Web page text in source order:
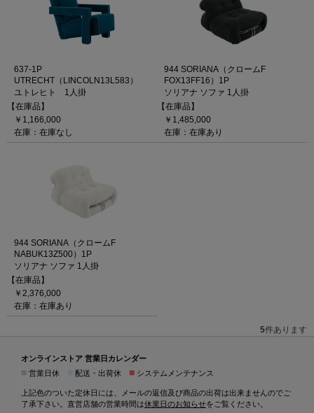
637-1P
UTRECHT（LINCOLN13L583）
ユトレヒト 1人掛
【在庫品】
￥1,166,000
在庫：在庫なし
944 SORIANA（クロームF
FOX13FF16）1P
ソリアナ ソファ 1人掛
【在庫品】
￥1,485,000
在庫：在庫あり
944 SORIANA（クロームF
NABUK13Z500）1P
ソリアナ ソファ 1人掛
【在庫品】
￥2,376,000
在庫：在庫あり
5件あります
オンラインストア 営業日カレンダー
営業日休 配送・出荷休 ■ システムメンテナンス
上記色のついた定休日には、メールの返信及び商品の出荷は出来ませんのでご
了承下さい。直営店舗の営業時間は休業日のお知らせをご覧ください。